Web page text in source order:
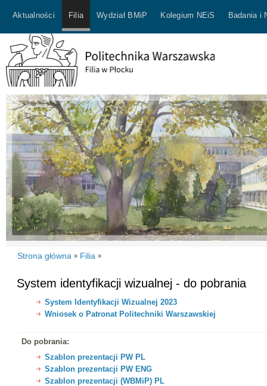
Aktualności Filia Wydział BMiP Kolegium NEiS Badania i
Strona główna » Filia »
System identyfikacji wizualnej - do pobrania
System Identyfikacji Wizualnej 2023
Wniosek o Patronat Politechniki Warszawskiej
Do pobrania:
Szablon prezentacji PW PL
Szablon prezentacji PW ENG
Szablon prezentacji (WBMiP) PL